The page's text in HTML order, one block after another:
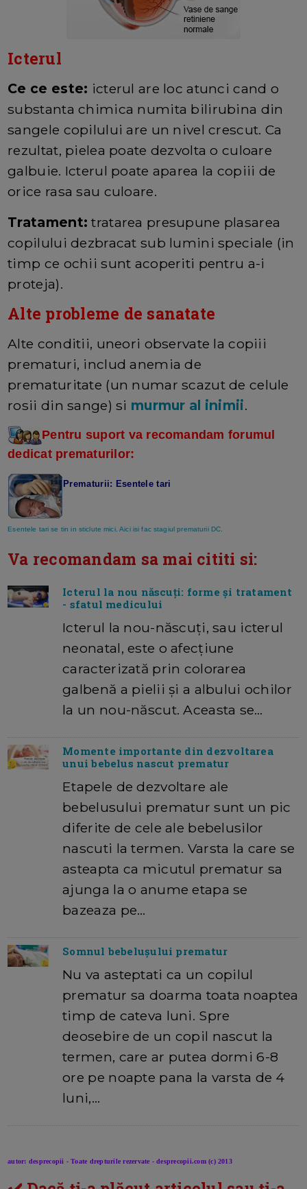
Icterul
Ce ce este: icterul are loc atunci cand o
substanta chimica numita bilirubina din
sangele copilului are un nivel crescut. Ca
rezultat, pielea poate dezvolta o culoare
galbuie. Icterul poate aparea la copiii de
orice rasa sau culoare.
Tratament: tratarea presupune plasarea
copilului dezbracat sub lumini speciale (in
timp ce ochii sunt acoperiti pentru a-i
proteja).
Alte probleme de sanatate
Alte conditii, uneori observate la copiii
prematuri, includ anemia de
prematuritate (un numar scazut de celule
rosii din sange) si murmur al inimii.
Pentru suport va recomandam forumul
dedicat prematurilor:
Prematurii: Esentele tari
Esentele tari se tin in sticlute mici. Aici isi fac stagiul prematurii DC.
Va recomandam sa mai cititi si:
Icterul la nou născuți: forme și tratament
- sfatul medicului
Icterul la nou-născuți, sau icterul
neonatal, este o afecțiune
caracterizată prin colorarea
galbenă a pielii și a albului ochilor
la un nou-născut. Aceasta se…
Momente importante din dezvoltarea
unui bebelus nascut prematur
Etapele de dezvoltare ale
bebelusului prematur sunt un pic
diferite de cele ale bebelusilor
nascuti la termen. Varsta la care se
asteapta ca micutul prematur sa
ajunga la o anume etapa se
bazeaza pe…
Somnul bebelușului prematur
Nu va asteptati ca un copilul
prematur sa doarma toata noaptea
timp de cateva luni. Spre
deosebire de un copil nascut la
termen, care ar putea dormi 6-8
ore pe noapte pana la varsta de 4
luni,…
autor: desprecopii - Toate drepturile rezervate - desprecopii.com (c) 2013